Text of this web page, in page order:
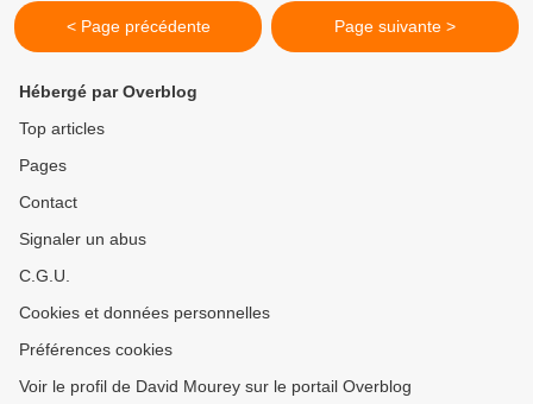
< Page précédente Page suivante >
Hébergé par Overblog
Top articles
Pages
Contact
Signaler un abus
C.G.U.
Cookies et données personnelles
Préférences cookies
Voir le profil de David Mourey sur le portail Overblog